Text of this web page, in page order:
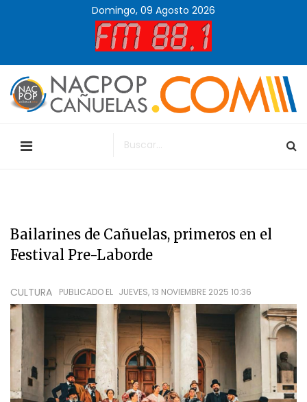
Domingo, 09 Agosto 2026
Bailarines de Cañuelas, primeros en el
Festival Pre-Laborde
CULTURA PUBLICADO EL JUEVES, 13 NOVIEMBRE 2025 10:36